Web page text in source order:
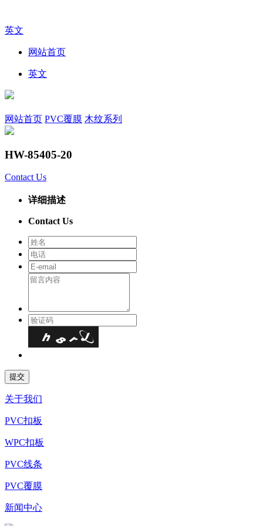
英文
网站首页
英文
网站首页 PVC覆膜 木纹系列
HW-85405-20
Contact Us
详细描述
Contact Us
关于我们
PVC扣板
WPC扣板
PVC线条
PVC覆膜
新闻中心